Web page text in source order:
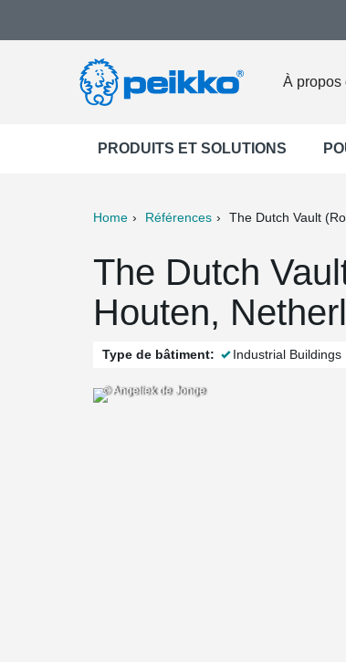
À propos
PRODUITS ET SOLUTIONS
Home Références The Dutch Vault
The Dutch
Houten,
Type de bâtiment: Industrial Buildings
© Angeliek de Jonge